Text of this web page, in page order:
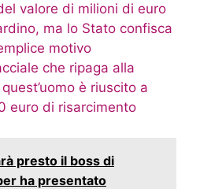
valore di milioni di euro
ma lo Stato confisca
motivo
che ripaga alla
è riuscito a
euro di risarcimento
presto il boss di
ha presentato